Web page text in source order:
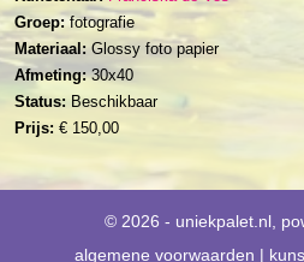
Groep: fotografie
Materiaal: Glossy foto papier
Afmeting:30x40
Status: Beschikbaar
Prijs: € 150,00
© 2026 - uniekpalet.nl,
algemene voorwaarden |